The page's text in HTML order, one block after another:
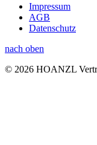
Impressum
AGB
Datenschutz
nach oben
© 2026 HOANZL